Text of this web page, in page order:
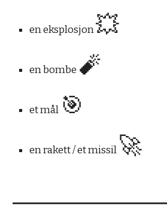
en eksplosjon💥
en bombe 🧨
et mål 🎯
enrakett / et missil 🚀